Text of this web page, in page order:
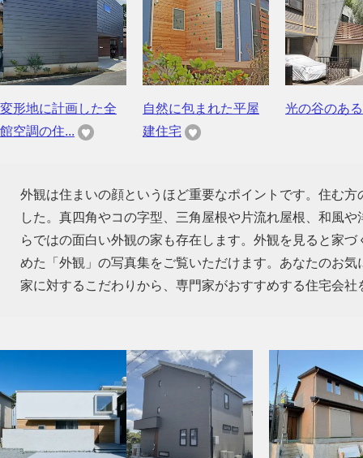
変形地に計画した全
館空調の住...
自然に包まれた平屋
建住宅
光の谷のあ
外観は住まいの顔というほど重要なポイントです。住む
した。真四角やコの字型、三角屋根や片流れ屋根、和風
らではの面白い外観の家も存在します。外観を見ると家
めた「外観」の写真集をご覧いただけます。あなたのお
家に対するこだわりから、専門家がおすすめする住宅会社